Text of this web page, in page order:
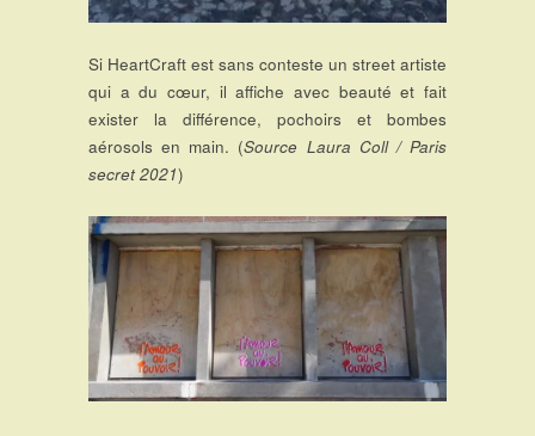
Si HeartCraft est sans conteste un street artiste
qui a du cœur, il affiche avec beauté et fait
exister la différence, pochoirs et bombes
aérosols en main. (Source Laura Coll / Paris
secret 2021)